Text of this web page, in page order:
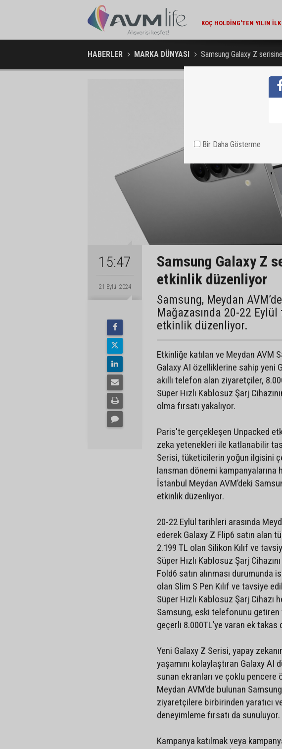
AMBALAJLI SU
HABERLER MARKA DÜNYASI Samsung Galaxy Z
15:47
21 Eylül 2024
Samsung Galaxy Z
etkinlik düzenliyor
Samsung, Meydan
Mağazasında 20-22
etkinlik düzenliyor.
Etkinliğe katılan ve Meydan AVM
Galaxy AI özelliklerine sahip yeni
akıllı telefon alan ziyaretçiler,
Süper Hızlı Kablosuz Şarj
olma fırsatı yakalıyor.
Paris'te gerçekleşen Unpacked
zeka yetenekleri ile katlanabilir
Serisi, tüketicilerin yoğun ilgisini
lansman dönemi kampanyalarına
İstanbul Meydan AVM’deki
etkinlik düzenliyor.
20-22 Eylül tarihleri arasında
ederek Galaxy Z Flip6 satın alan
2.199 TL olan Silikon Kılıf ve
Süper Hızlı Kablosuz Şarj
Fold6 satın alınması durumunda
olan Slim S Pen Kılıf ve tavsiye
Süper Hızlı Kablosuz Şarj Cihazı
Samsung, eski telefonunu
geçerli 8.000TL’ye varan ek
Yeni Galaxy Z Serisi, yapay
yaşamını kolaylaştıran Galaxy AI
sunan ekranları ve çoklu pencere
Meydan AVM’de bulunan
ziyaretçilere birbirinden yaratıcı
deneyimleme fırsatı da sunuluyor.
Kampanya katılmak veya
Bir Daha Gösterme